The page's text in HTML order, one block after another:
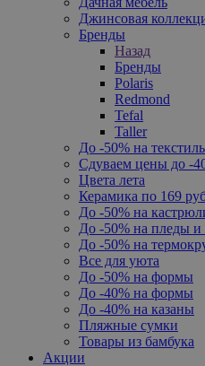
Джинсовая
Бренды
Назад
Бренды
Polaris
Redmond
Tefal
Taller
До -50% на текстиль
Сдуваем цены до -
Цвета лета
Керамика по 169
До -50% на
До -50% на пледы и
До -50% на
Все для уюта
До -50% на формы
До -40% на формы
До -40% на казаны
Пляжные сумки
Товары из бамбука
Акции